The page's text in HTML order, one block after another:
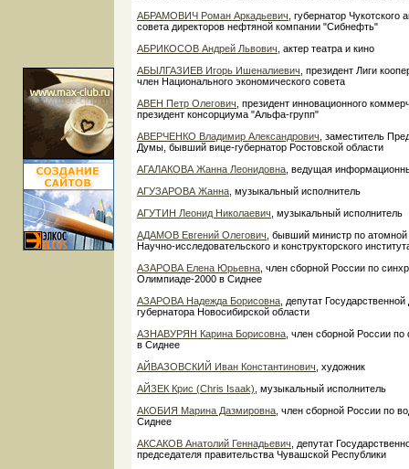
АБРАМОВИЧ Роман Аркадьевич , губернатор
совета директоров нефтяной компании "Сибнефть"
АБРИКОСОВ Андрей Львович , актер театра и кино
АБЫЛГАЗИЕВ Игорь Ишеналиевич , президент Лиги
член Национального экономического совета
АВЕН Петр Олегович , президент инновационного
президент консорциума "Альфа-групп"
АВЕРЧЕНКО Владимир Александрович , заместитель
Думы, бывший вице-губернатор Ростовской области
АГАЛАКОВА Жанна Леонидовна , ведущая
АГУЗАРОВА Жанна , музыкальный исполнитель
АГУТИН Леонид Николаевич , музыкальный исполнитель
АДАМОВ Евгений Олегович , бывший министр по
Научно-исследовательского и конструкторского
АЗАРОВА Елена Юрьевна , член сборной России по
Олимпиаде-2000 в Сиднее
АЗАРОВА Надежда Борисовна , депутат
губернатора Новосибирской области
АЗНАВУРЯН Карина Борисовна , член сборной России
в Сиднее
АЙВАЗОВСКИЙ Иван Константинович , художник
АЙЗЕК Крис (Chris Isaak) , музыкальный исполнитель
АКОБИЯ Марина Дазмировна , член сборной России по
Сиднее
АКСАКОВ Анатолий Геннадьевич , депутат
председателя правительства Чувашской Республики